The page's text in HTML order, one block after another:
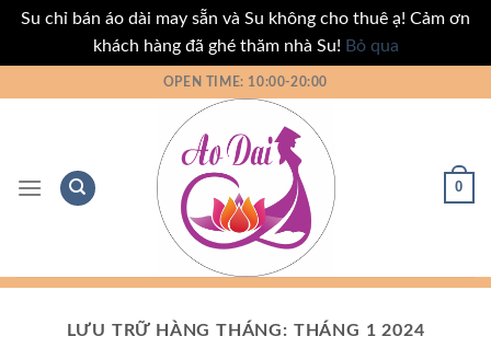
Su chỉ bán áo dài may sẵn và Su không cho thuê ạ! Cảm ơn
khách hàng đã ghé thăm nhà Su! Bỏ qua
OPEN TIME: 10:00-20:00
0
LƯU TRỮ HÀNG THÁNG: THÁNG 1 2024